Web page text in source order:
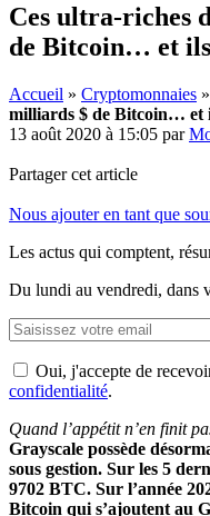
Ces ultra-riches
de Bitcoin… et
Accueil » Cryptomonnaies »
milliards $ de Bitcoin… et
13 août 2020 à 15:05 par
Partager cet article
Nous ajouter en tant que
Les actus qui comptent,
Du lundi au vendredi, dans
Oui, j'accepte de
confidentialité.
Quand l’appétit n’en finit
Grayscale possède
sous gestion. Sur les 5
9702 BTC. Sur l’année
Bitcoin qui s’ajoutent au